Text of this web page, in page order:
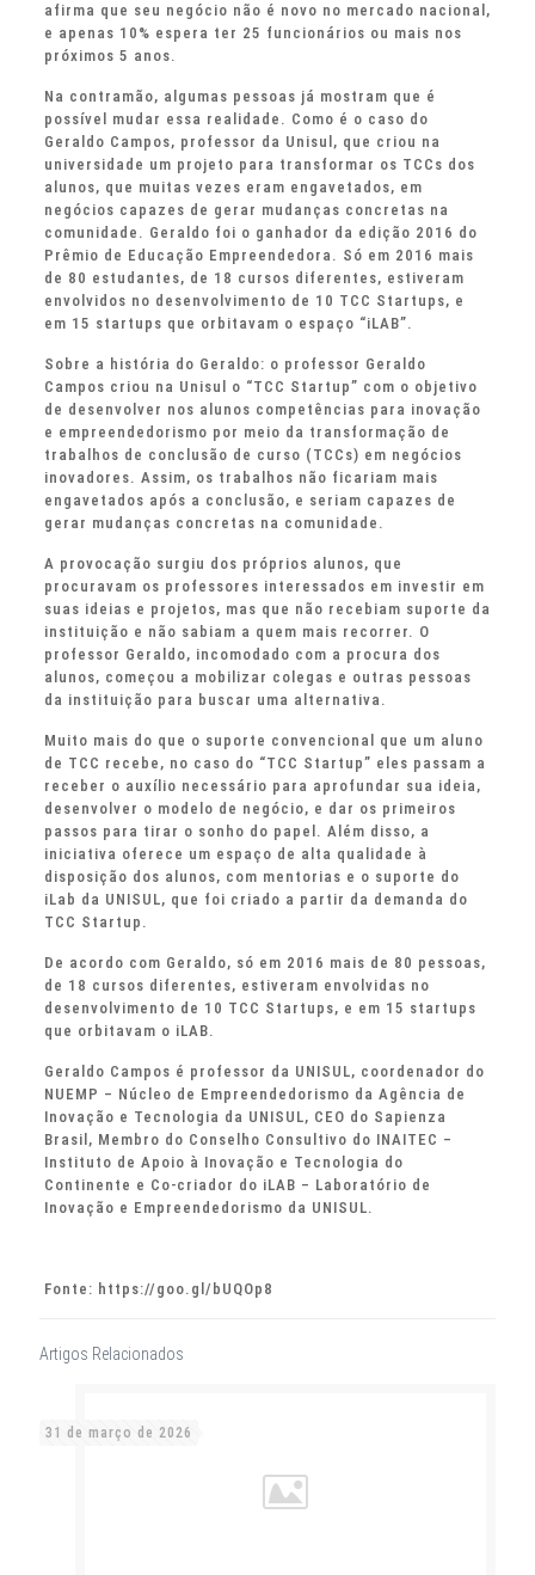
afirma que seu negócio não é novo no mercado nacional,
e apenas 10% espera ter 25 funcionários ou mais nos
próximos 5 anos.
Na contramão, algumas pessoas já mostram que é
possível mudar essa realidade. Como é o caso do
Geraldo Campos, professor da Unisul, que criou na
universidade um projeto para transformar os TCCs dos
alunos, que muitas vezes eram engavetados, em
negócios capazes de gerar mudanças concretas na
comunidade. Geraldo foi o ganhador da edição 2016 do
Prêmio de Educação Empreendedora. Só em 2016 mais
de 80 estudantes, de 18 cursos diferentes, estiveram
envolvidos no desenvolvimento de 10 TCC Startups, e
em 15 startups que orbitavam o espaço “iLAB”.
Sobre a história do Geraldo: o professor Geraldo
Campos criou na Unisul o “TCC Startup” com o objetivo
de desenvolver nos alunos competências para inovação
e empreendedorismo por meio da transformação de
trabalhos de conclusão de curso (TCCs) em negócios
inovadores. Assim, os trabalhos não ficariam mais
engavetados após a conclusão, e seriam capazes de
gerar mudanças concretas na comunidade.
A provocação surgiu dos próprios alunos, que
procuravam os professores interessados em investir em
suas ideias e projetos, mas que não recebiam suporte da
instituição e não sabiam a quem mais recorrer. O
professor Geraldo, incomodado com a procura dos
alunos, começou a mobilizar colegas e outras pessoas
da instituição para buscar uma alternativa.
Muito mais do que o suporte convencional que um aluno
de TCC recebe, no caso do “TCC Startup” eles passam a
receber o auxílio necessário para aprofundar sua ideia,
desenvolver o modelo de negócio, e dar os primeiros
passos para tirar o sonho do papel. Além disso, a
iniciativa oferece um espaço de alta qualidade à
disposição dos alunos, com mentorias e o suporte do
iLab da UNISUL, que foi criado a partir da demanda do
TCC Startup.
De acordo com Geraldo, só em 2016 mais de 80 pessoas,
de 18 cursos diferentes, estiveram envolvidas no
desenvolvimento de 10 TCC Startups, e em 15 startups
que orbitavam o iLAB.
Geraldo Campos é professor da UNISUL, coordenador do
NUEMP – Núcleo de Empreendedorismo da Agência de
Inovação e Tecnologia da UNISUL, CEO do Sapienza
Brasil, Membro do Conselho Consultivo do INAITEC –
Instituto de Apoio à Inovação e Tecnologia do
Continente e Co-criador do iLAB – Laboratório de
Inovação e Empreendedorismo da UNISUL.
Fonte: https://goo.gl/bUQOp8
Artigos Relacionados
31 de março de 2026